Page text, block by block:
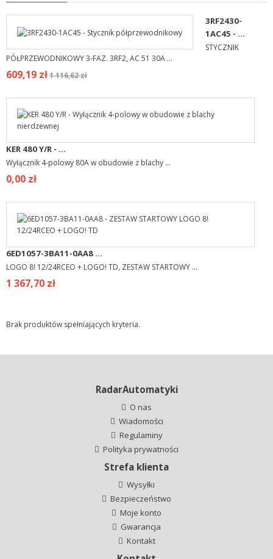
3RF2430-
1AC45 - ...
STYCZNIK
PÓŁPRZEWODNIKOWY 3-FAZ. 3RF2, AC 51 30A ...
609,19 zł1 116,62 zł
KER 480 Y/R - ...
Wyłącznik 4-polowy 80A w obudowie z blachy ...
0,00 zł
6ED1057-3BA11-0AA8 ...
LOGO 8! 12/24RCEO + LOGO! TD, ZESTAW STARTOWY ...
1 367,70 zł
Brak produktów spełniających kryteria.
RadarAutomatyki
O nas
Wiadomości
Regulaminy
Polityka prywatności
Strefa klienta
Wysyłki
Bezpieczeństwo
Moje konto
Gwarancja
Kontakt